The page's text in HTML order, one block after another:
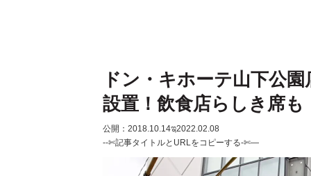
ドン・キホーテ山下公
設置！飲食店らしき席も
公開：2018.10.14ಇ2022.02.08
--✄記事タイトルとURLをコピーする-✄—